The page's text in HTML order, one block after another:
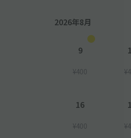
2026年8月
9
¥400
16
¥400